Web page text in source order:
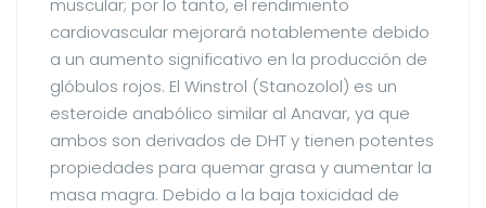
muscular; por lo tanto, el rendimiento
cardiovascular mejorará notablemente debido
a un aumento significativo en la producción de
glóbulos rojos. El Winstrol (Stanozolol) es un
esteroide anabólico similar al Anavar, ya que
ambos son derivados de DHT y tienen potentes
propiedades para quemar grasa y aumentar la
masa magra. Debido a la baja toxicidad de